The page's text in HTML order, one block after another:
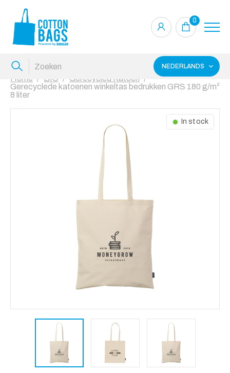
0
NEDERLANDS
Home BIO
Gerecycled Katoen
Gerecyclede katoenen winkeltas bedrukken GRS 180 g/m²
8 liter
In stock